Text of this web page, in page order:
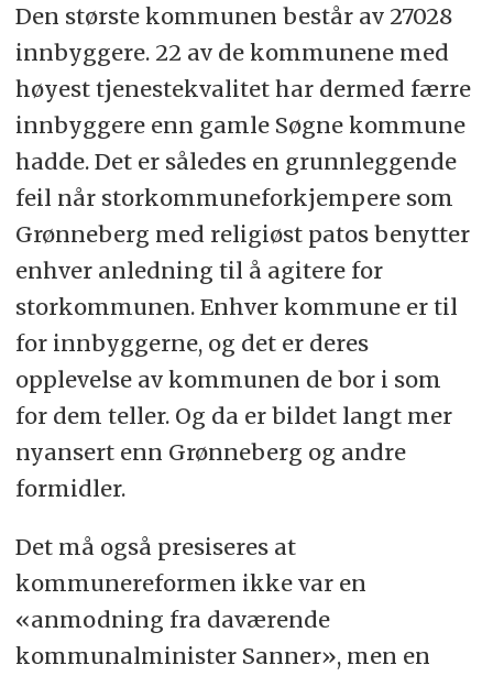
Den største kommunen består av 27028
innbyggere. 22 av de kommunene med
høyest tjenestekvalitet har dermed færre
innbyggere enn gamle Søgne kommune
hadde. Det er således en grunnleggende
feil når storkommuneforkjempere som
Grønneberg med religiøst patos benytter
enhver anledning til å agitere for
storkommunen. Enhver kommune er til
for innbyggerne, og det er deres
opplevelse av kommunen de bor i som
for dem teller. Og da er bildet langt mer
nyansert enn Grønneberg og andre
formidler.
Det må også presiseres at
kommunereformen ikke var en
«anmodning fra daværende
kommunalminister Sanner», men en